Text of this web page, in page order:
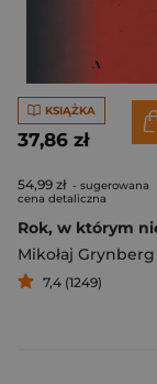
KSIĄŻKA
37,86 zł
54,99 zł - sugerowana
cena detaliczna
Mikołaj Grynberg
7,4 (1249)